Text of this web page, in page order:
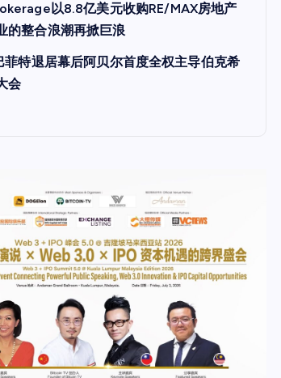
以8.8亿美元收购RE/MAX房地产
的整合浪潮再掀巨浪
菲特退居幕后阿贝尔首度全权主导伯克希
会